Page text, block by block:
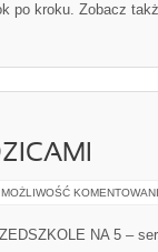
po kroku. Zobacz
MOŻLIWOŚĆ
NA 5 –